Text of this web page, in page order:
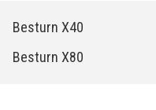
Besturn X40
Besturn X80